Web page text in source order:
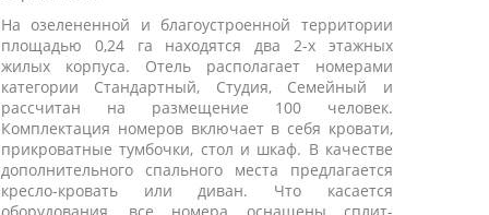
проживания входит трёхразовое питание с
элементами Шведского стола.
Инфраструктура отеля разнообразна. Гостям
предлагаются банный комплекс с турецкой и
финской саунами, открытый и крытый бассейны. В
крытом бассейне имеется подогреваемый
«лягушатник». Также на территории
располагаются универсальный магазин, кафе и
бар у бассейна, к услугам отдыхающих открытая
стоянка. В гостиничном экскурсионном бюро
На озелененной и благоустроенной территории
площадью 0,24 га находятся два 2-х этажных
жилых корпуса. Отель располагает номерами
категории Стандартный, Студия, Семейный и
рассчитан на размещение 100 человек.
Комплектация номеров включает в себя кровати,
прикроватные тумбочки, стол и шкаф. В качестве
дополнительного спального места предлагается
кресло-кровать или диван. Что касается